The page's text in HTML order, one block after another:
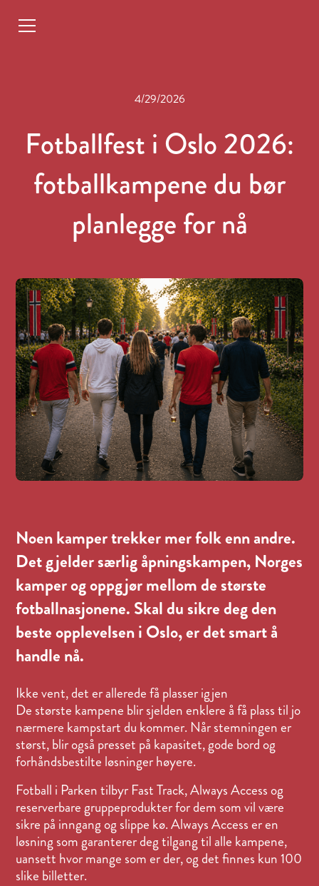
4/29/2026
Fotballfest i Oslo 2026:
fotballkampene du bør
planlegge for nå
Noen kamper trekker mer folk enn andre.
Det gjelder særlig åpningskampen, Norges
kamper og oppgjør mellom de største
fotballnasjonene. Skal du sikre deg den
beste opplevelsen i Oslo, er det smart å
handle nå.
Ikke vent, det er allerede få plasser igjen
De største kampene blir sjelden enklere å få plass til jo
nærmere kampstart du kommer. Når stemningen er
størst, blir også presset på kapasitet, gode bord og
forhåndsbestilte løsninger høyere.
Fotball i Parken tilbyr Fast Track, Always Access og
reserverbare gruppeprodukter for dem som vil være
sikre på inngang og slippe kø. Always Access er en
løsning som garanterer deg tilgang til alle kampene,
uansett hvor mange som er der, og det finnes kun 100
slike billetter.